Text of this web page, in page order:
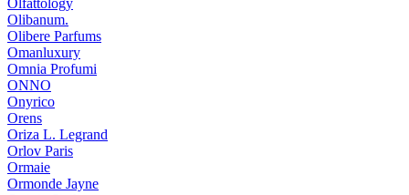
Olfattology
Olibanum.
Olibere Parfums
Omanluxury
Omnia Profumi
ONNO
Onyrico
Orens
Oriza L. Legrand
Orlov Paris
Ormaie
Ormonde Jayne